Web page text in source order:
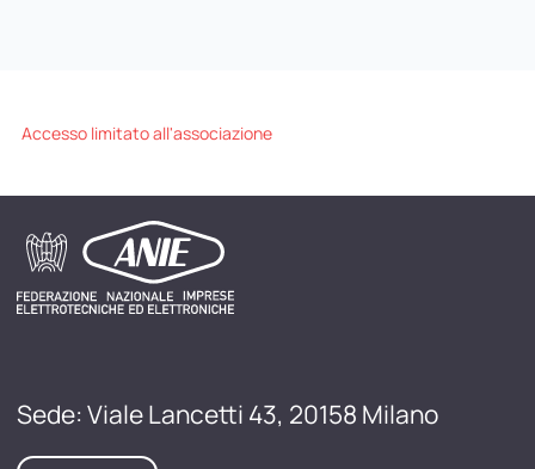
Accesso limitato all'associazione
Sede: Viale Lancetti 43, 20158 Milano